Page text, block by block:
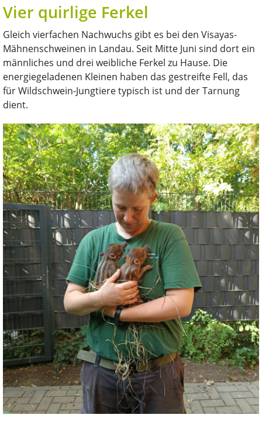
Vier quirlige Ferkel
Gleich vierfachen Nachwuchs gibt es bei den Visayas-
Mähnenschweinen in Landau. Seit Mitte Juni sind dort ein
männliches und drei weibliche Ferkel zu Hause. Die
energiegeladenen Kleinen haben das gestreifte Fell, das
für Wildschwein-Jungtiere typisch ist und der Tarnung
dient.